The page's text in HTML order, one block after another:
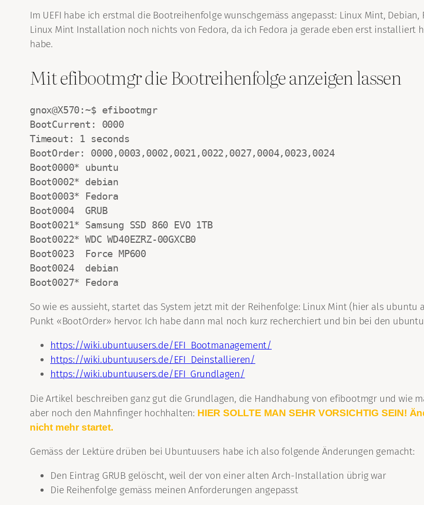
Im UEFI habe ich erstmal die Bootreihenfolge wunschgemäss angepasst: Linux Mint,
Linux Mint Installation noch nichts von Fedora, da ich Fedora ja gerade eben erst
habe.
Mit efibootmgr die Bootreihenfolge anzeigen lassen
gnox@X570:~$ efibootmgr
BootCurrent: 0000
Timeout: 1 seconds
BootOrder: 0000,0003,0002,0021,0022,0027,0004,0023,0024
Boot0000* ubuntu
Boot0002* debian
Boot0003* Fedora
Boot0004  GRUB
Boot0021* Samsung SSD 860 EVO 1TB
Boot0022* WDC WD40EZRZ-00GXCB0
Boot0023  Force MP600
Boot0024  debian
So wie es aussieht, startet das System jetzt mit der Reihenfolge: Linux Mint (hier als ubuntu
Punkt «BootOrder» hervor. Ich habe dann mal noch kurz recherchiert und bin bei den
https://wiki.ubuntuusers.de/EFI_Bootmanagement/
https://wiki.ubuntuusers.de/EFI_Deinstallieren/
https://wiki.ubuntuusers.de/EFI_Grundlagen/
Die Artikel beschreiben ganz gut die Grundlagen, die Handhabung von efibootmgr und wie
aber noch den Mahnfinger hochhalten: HIER SOLLTE MAN SEHR VORSICHTIG SEIN!
nicht mehr startet.
Gemäss der Lektüre drüben bei Ubuntuusers habe ich also folgende Änderungen gemacht:
Den Eintrag GRUB gelöscht, weil der von einer alten Arch-Installation übrig war
Die Reihenfolge gemäss meinen Anforderungen angepasst